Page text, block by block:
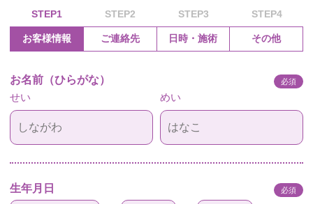
STEP1 STEP2 STEP3 STEP4
お客様情報 ご連絡先 日時・施術 その他
お名前（ひらがな） 必須
せい めい
生年月日 必須